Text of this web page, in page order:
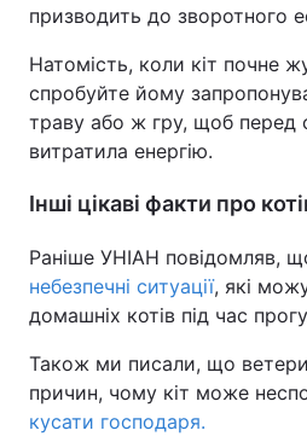
призводить до зворотного
Натомість, коли кіт почне
спробуйте йому
траву або ж гру, щоб перед
витратила енергію.
Інші цікаві факти про
Раніше УНІАН повідомляв,
небезпечні ситуації, які
домашніх котів під час
Також ми писали, що
причин, чому кіт може
кусати господаря.